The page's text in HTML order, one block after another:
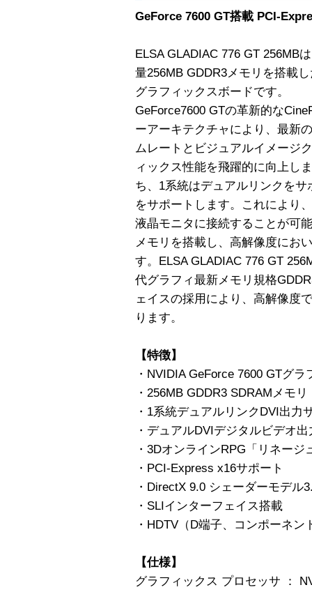
GeForce 7600 GT搭載 PCI-
ELSA GLADIAC 776 GT 256MB
量256MB GDDR3メモリを搭載
グラフィックスボードです。
GeForce7600 GTの革新的な
ーアーキテクチャにより、最新
ムレートとビジュアルイメージ
ィックス性能を飛躍的に向上し
ち、1系統はデュアルリンクを
をサポートします。これにより
液晶モニタに接続することが可
メモリを搭載し、高解像度にお
す。ELSA GLADIAC 776 GT
代グラフィ最新メモリ規格
ェイスの採用により、高解像度
ります。
【特徴】
・NVIDIA GeForce 7600 GTグ
・256MB GDDR3 SDRAMメモリ
・1系統デュアルリンクDVI出力
・デュアルDVIデジタルビデオ出
・3DオンラインRPG「リネー
・PCI-Express x16サポート
・DirectX 9.0 シェーダーモデル
・SLIインターフェイス搭載
・HDTV（D端子、コンポーネン
【仕様】
グラフィックス プロセッサ ：